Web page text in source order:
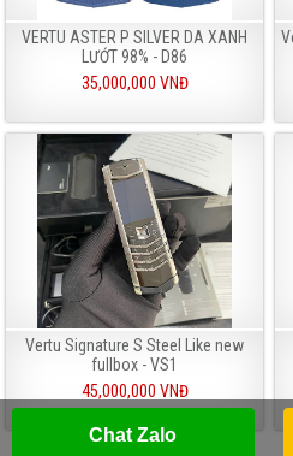
VERTU ASTER P SILVER DA XANH
LƯỚT 98% - D86
35,000,000 VNĐ
Vertu Signature S Steel Like new
fullbox - VS1
45,000,000 VNĐ
Chat Zalo